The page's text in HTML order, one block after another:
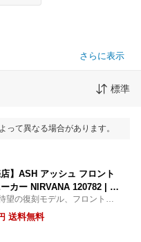
さらに表示
標準
って異なる場合があります。
店】ASH アッシュ フロント
カー NIRVANA 120782 | 靴
チーフ ジップデザイン フ
レザースニーカー 復刻 牛
望の復刻モデル、フロントジ
ー。春夏秋冬シーズンレスに
間違いなしの大人気ローカッ
送料無料